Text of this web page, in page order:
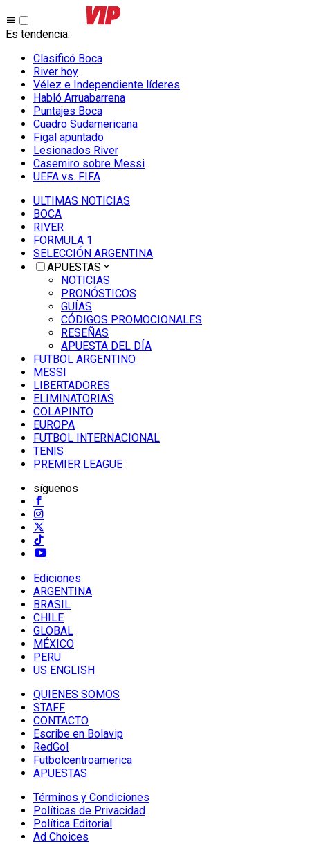
Es tendencia:
Clasificó Boca
River hoy
Vélez e Independiente líderes
Habló Arruabarrena
Puntajes Boca
Cuadro Sudamericana
Figal apuntado
Lesionados River
Casemiro sobre Messi
UEFA vs. FIFA
ULTIMAS NOTICIAS
BOCA
RIVER
FORMULA 1
SELECCIÓN ARGENTINA
APUESTAS
NOTICIAS
PRONÓSTICOS
GUÍAS
CÓDIGOS PROMOCIONALES
RESEÑAS
APUESTA DEL DÍA
FUTBOL ARGENTINO
MESSI
LIBERTADORES
ELIMINATORIAS
COLAPINTO
EUROPA
FUTBOL INTERNACIONAL
TENIS
PREMIER LEAGUE
síguenos
Ediciones
ARGENTINA
BRASIL
CHILE
GLOBAL
MÉXICO
PERU
US ENGLISH
QUIENES SOMOS
STAFF
CONTACTO
Escribe en Bolavip
RedGol
Futbolcentroamerica
APUESTAS
Términos y Condiciones
Políticas de Privacidad
Política Editorial
Ad Choices